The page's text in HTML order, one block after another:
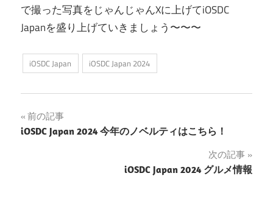
で撮った写真をじゃんじゃんXに上げてiOSDC
Japanを盛り上げていきましょう〜〜〜
iOSDC Japan iOSDC Japan 2024
投
稿
前の記事
iOSDC Japan 2024 今年のノベルティはこちら！
次の記事
iOSDC Japan 2024 グルメ情報